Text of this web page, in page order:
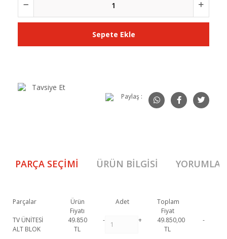
Sepete Ekle
Tavsiye Et
Paylaş :
PARÇA SEÇIMI ÜRÜN BILGISI YORUMLAR
Parçalar
Ürün
Fiyatı
Adet
Toplam
Fiyat
TV ÜNİTESİ
ALT BLOK
49.850
TL
- +
49.850,00
TL
-